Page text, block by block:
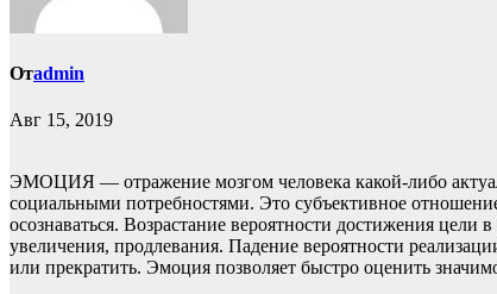
Отadmin
Авг 15, 2019
ЭМОЦИЯ — отражение мозгом человека какой-либо
социальными потребностями. Это субъективное
осознаваться. Возрастание вероятности достижения
увеличения, продлевания. Падение вероятности
или прекратить. Эмоция позволяет быстро оценить